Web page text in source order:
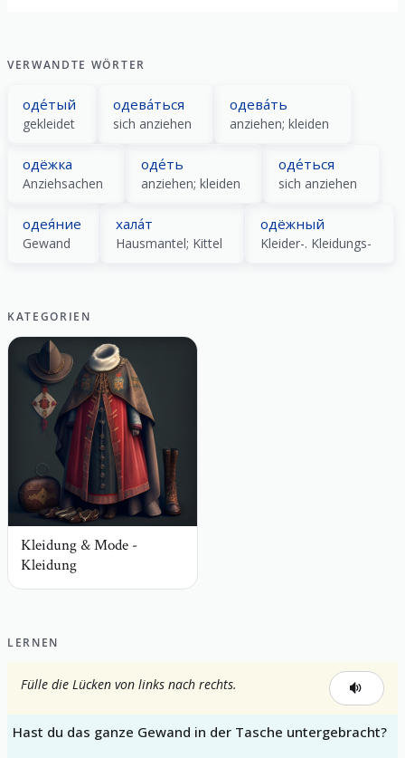
VERWANDTE WÖRTER
оде́тый
gekleidet
одева́ться
sich anziehen
одева́ть
anziehen; kleiden
одёжка
Anziehsachen
оде́ть
anziehen; kleiden
оде́ться
sich anziehen
одея́ние
Gewand
хала́т
Hausmantel; Kittel
одёжный
Kleider-. Kleidungs-
KATEGORIEN
Kleidung & Mode -
Kleidung
LERNEN
Fülle die Lücken von links nach rechts.
Hast du das ganze Gewand in der Tasche untergebracht?